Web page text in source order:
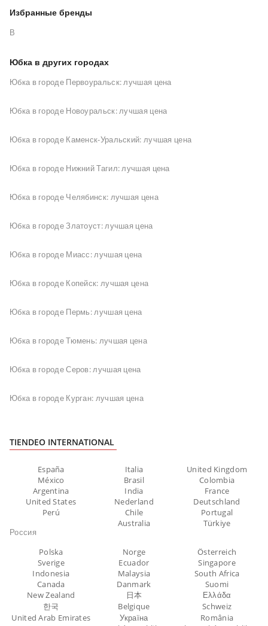
Избранные бренды
В
Юбка в других городах
Юбка в городе Первоуральск: лучшая цена
Юбка в городе Новоуральск: лучшая цена
Юбка в городе Каменск-Уральский: лучшая цена
Юбка в городе Нижний Тагил: лучшая цена
Юбка в городе Челябинск: лучшая цена
Юбка в городе Златоуст: лучшая цена
Юбка в городе Миасс: лучшая цена
Юбка в городе Копейск: лучшая цена
Юбка в городе Пермь: лучшая цена
Юбка в городе Тюмень: лучшая цена
Юбка в городе Серов: лучшая цена
Юбка в городе Курган: лучшая цена
TIENDEO INTERNATIONAL
España Italia
United Kingdom
México
Brasil
Colombia
Argentina
India
France
United States
Nederland
Deutschland
Perú
Chile
Portugal
Россия
Australia Türkiye
Polska Norge
Österreich
Sverige
Ecuador
Singapore
Indonesia
Malaysia
South Africa
Canada
Danmark
Suomi
New Zealand
日本
Ελλάδα
한국
Belgique
Schweiz
United Arab Emirates
Україна
România